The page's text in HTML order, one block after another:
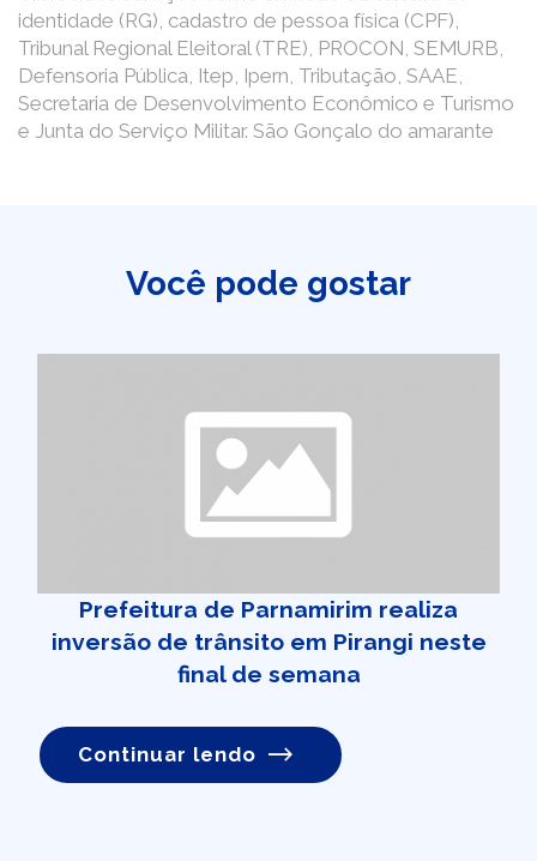
identidade (RG), cadastro de pessoa física (CPF),
Tribunal Regional Eleitoral (TRE), PROCON, SEMURB,
Defensoria Pública, Itep, Ipern, Tributação, SAAE,
Secretaria de Desenvolvimento Econômico e Turismo
e Junta do Serviço Militar. São Gonçalo do amarante
Você pode gostar
Prefeitura de Parnamirim realiza
inversão de trânsito em Pirangi neste
final de semana
Continuar lendo